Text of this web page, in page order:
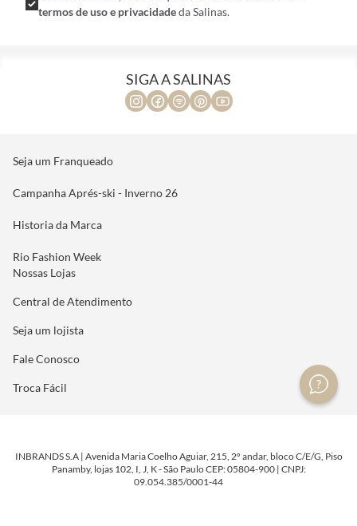
termos de uso e privacidadeda Salinas.
SIGA A SALINAS
Seja um Franqueado
Campanha Aprés-ski - Inverno 26
Historia da Marca
Rio Fashion Week
Nossas Lojas
Central de Atendimento
Seja um lojista
Fale Conosco
Troca Fácil
INBRANDS S.A | Avenida Maria Coelho Aguiar, 215, 2º andar, bloco C/E/G, Piso
Panamby, lojas 102, I, J, K - São Paulo CEP: 05804-900 | CNPJ:
09.054.385/0001-44